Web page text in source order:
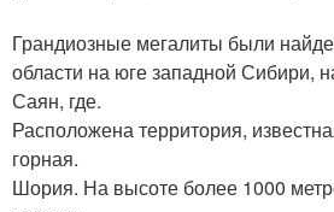
Грандиозные мегалиты были
области на юге западной Сибири,
Саян, где.
Расположена территория,
горная.
Шория. На высоте более 1000